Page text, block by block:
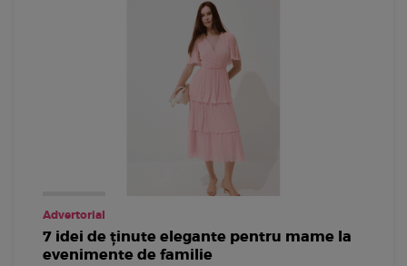
Advertorial
7 idei de ținute elegante pentru mame la
evenimente de familie